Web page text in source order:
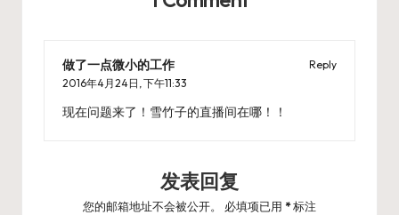
做了一点微小的工作
Reply
2016年4月24日, 下午11:33
现在问题来了！雪竹子的直播间在哪！！
发表回复
您的邮箱地址不会被公开。 必填项已用 *标注